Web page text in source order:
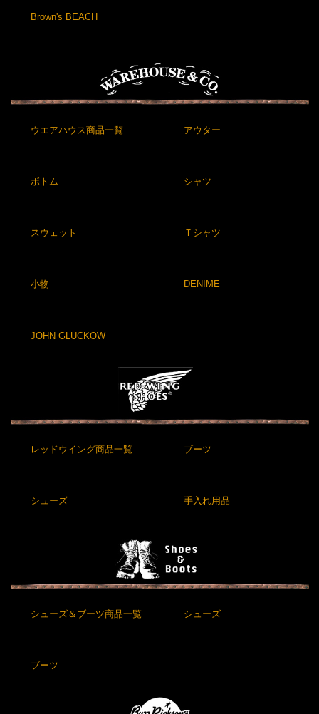
Brown's BEACH
ウエアハウス商品一覧 アウター
ボトム シャツ
スウェット Ｔシャツ
小物 DENIME
JOHN GLUCKOW
レッドウイング商品一覧 ブーツ
シューズ 手入れ用品
シューズ＆ブーツ商品一覧 シューズ
ブーツ